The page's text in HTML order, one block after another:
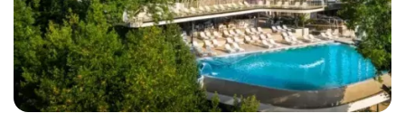
staat bekend als één van de
mooiste archipels in het
Middellandse Zeegebied. Na
aankomst stoppen we in de trein
voor een rondleiding door het